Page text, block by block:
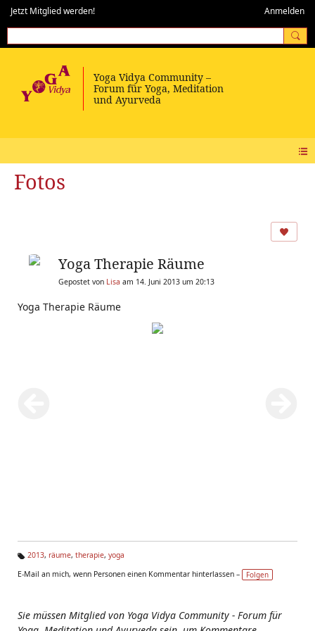
Jetzt Mitglied werden! Anmelden
Fotos
Yoga Therapie Räume
Gepostet von Lisa am 14. Juni 2013 um 20:13
Yoga Therapie Räume
g
2013, räume, therapie, yoga
E-Mail an mich, wenn Personen einen Kommentar hinterlassen –
Folgen
Sie müssen Mitglied von Yoga Vidya Community - Forum für